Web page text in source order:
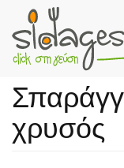
Skip
main
content
χρυσός